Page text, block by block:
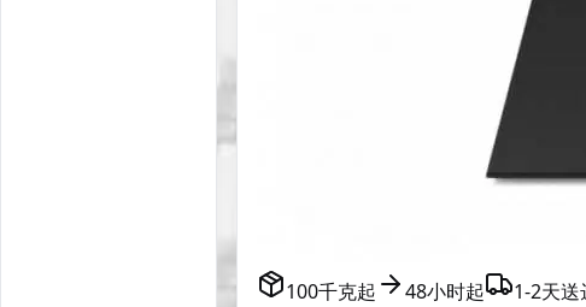
100千克起 48小时起 1-2天送